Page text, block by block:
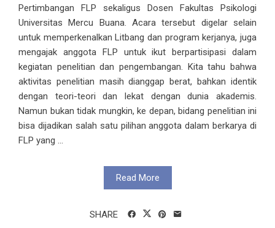
Pertimbangan FLP sekaligus Dosen Fakultas Psikologi
Universitas Mercu Buana. Acara tersebut digelar selain
untuk memperkenalkan Litbang dan program kerjanya, juga
mengajak anggota FLP untuk ikut berpartisipasi dalam
kegiatan penelitian dan pengembangan. Kita tahu bahwa
aktivitas penelitian masih dianggap berat, bahkan identik
dengan teori-teori dan lekat dengan dunia akademis.
Namun bukan tidak mungkin, ke depan, bidang penelitian ini
bisa dijadikan salah satu pilihan anggota dalam berkarya di
FLP yang ...
Read More
SHARE